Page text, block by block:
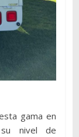
gama en
su nivel de